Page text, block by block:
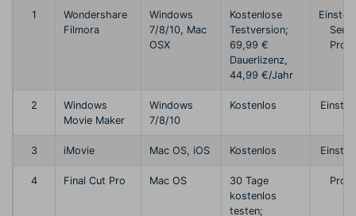
1
Wondershare
Filmora
Windows
7/8/10, Mac
OSX
Kostenlose
Testversion;
69,99 €
Dauerlizenz,
44,99 €/Jahr
2
Windows
Movie Maker
Windows
7/8/10
Kostenlos
3 iMovie Mac OS, iOS Kostenlos
4 Final Cut Pro Mac OS
30 Tage
kostenlos
testen;